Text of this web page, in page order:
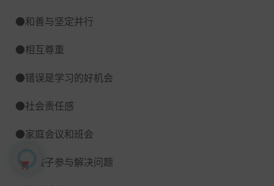
●和善与坚定并行
●相互尊重
●错误是学习的好机会
●社会责任感
●家庭会议和班会
●让孩子参与解决问题
